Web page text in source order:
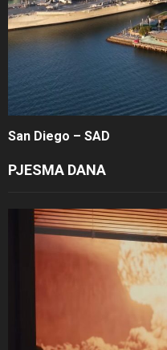
San Diego – SAD
PJESMA DANA